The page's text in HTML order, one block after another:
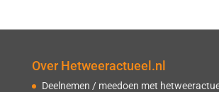
Over Hetweeractueel.nl
Deelnemen / meedoen met